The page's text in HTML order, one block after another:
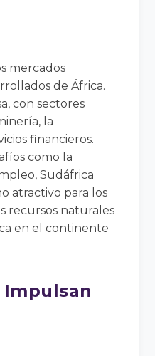
mercados
de África.
con sectores
la
financieros.
como la
Sudáfrica
atractivo para los
recursos naturales
en el continente